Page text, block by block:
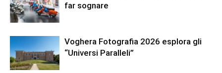
far sognare
Voghera Fotografia 2026 esplora gli
“Universi Paralleli”